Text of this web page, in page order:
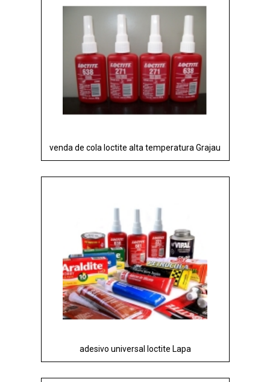
venda de cola loctite alta temperatura Grajau
adesivo universal loctite Lapa